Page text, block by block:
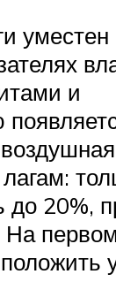
уместен
и
до 20%,